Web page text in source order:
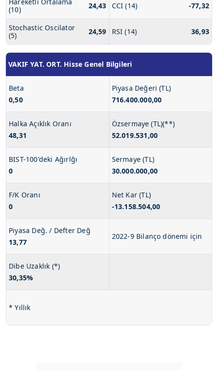
(10)
24,43 CCI (14) -77,32
Stochastic Oscilator
(5)
24,59 RSI (14) 36,93
VAKIF YAT. ORT. Hisse Genel Bilgileri
Beta
0,50
Piyasa Değeri (TL)
716.400.000,00
Halka Açıklık Oranı
48,31
Özsermaye (TL)(**)
52.019.531,00
BIST-100'deki Ağırlğı
0
Sermaye (TL)
30.000.000,00
F/K Oranı
0
Net Kar (TL)
-13.158.504,00
Piyasa Değ. / Defter Değ
13,77
2022-9 Bilanço dönemi için
Dibe Uzaklık (*)
30,35%
* Yıllık